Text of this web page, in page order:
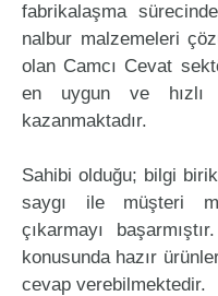
fabrikalaşma
nalbur malzemeleri
olan Camcı Cevat
en uygun ve hızlı
kazanmaktadır.
Sahibi olduğu; bilgi
saygı ile müşteri
çıkarmayı
konusunda hazır
cevap verebilmektedir.